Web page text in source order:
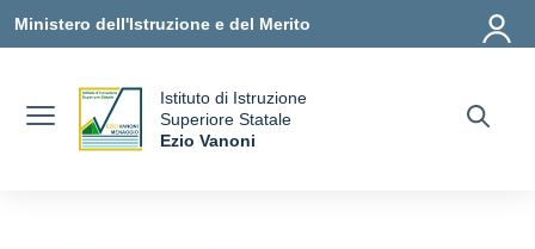
Ministero dell'Istruzione e del Merito
Istituto di Istruzione
Superiore Statale
Ezio Vanoni